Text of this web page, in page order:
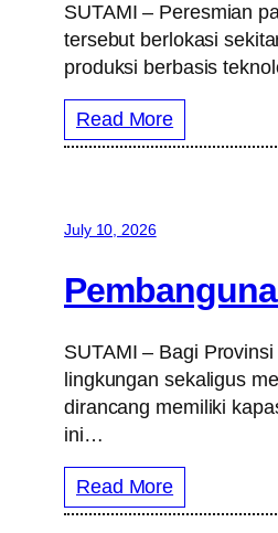
SUTAMI – Peresmian
tersebut berlokasi
produksi berbasis
Read More
July 10, 2026
SUTAMI – Bagi
lingkungan sekaligus
dirancang memiliki
ini…
Read More